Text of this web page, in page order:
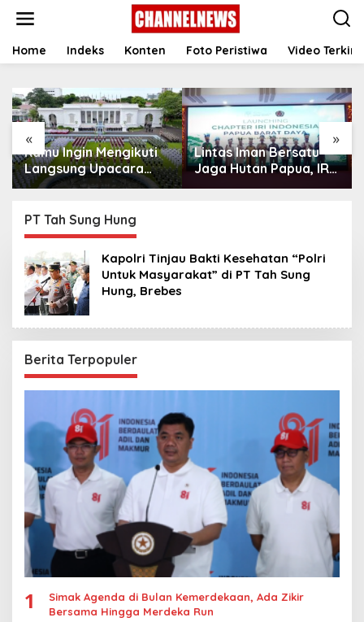
t
Home Indeks Konten Foto Peristiwa Video Terkini
« »
Kamu Ingin Mengikuti
Langsung Upacara
HUT Ke-81
Istana? Ini Link
Pendaftaran Resminya
di Sini
Lintas Iman Bersatu
Jaga Hutan Papua, IRI
Indonesia Resmikan
PT Tah Sung Hung
Kapolri Tinjau Bakti Kesehatan “Polri
Untuk Masyarakat” di PT Tah Sung
Hung, Brebes
Berita Terpopuler
1
Simak Agenda di Bulan Kemerdekaan, Ada Zikir
Bersama Hingga Merdeka Run